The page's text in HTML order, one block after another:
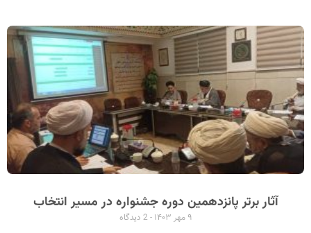
آثار برتر پانزدهمین دوره جشنواره در مسیر انتخاب